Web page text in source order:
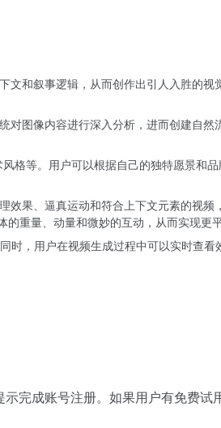
和叙事逻辑，从而创作出引人入胜的视
图像内容进行深入分析，进而创建自
格等。用户可以根据自己的独特愿景和
果、逼真运动和符合上下文元素的视
重量、动量和微妙的互动，从而实现更
，用户在视频生成过程中可以实时查
完成账号注册。如果用户有免费试